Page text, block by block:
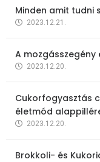
Minden amit tudni
2023.12.21.
A
2023.12.20.
Cukorfogyasztás
életmód
2023.12.20.
Brokkoli- és